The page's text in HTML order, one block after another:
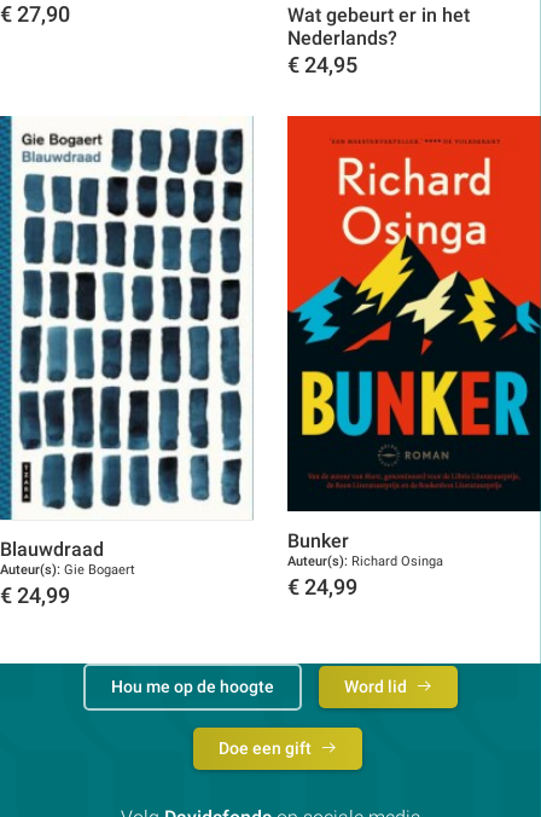
€ 27,90
Wat gebeurt er in het
Nederlands?
€ 24,95
Blauwdraad
Auteur(s): Gie Bogaert
€ 24,99
Bunker
Auteur(s): Richard Osinga
€ 24,99
Hou me op de hoogte Word lid
Doe een gift